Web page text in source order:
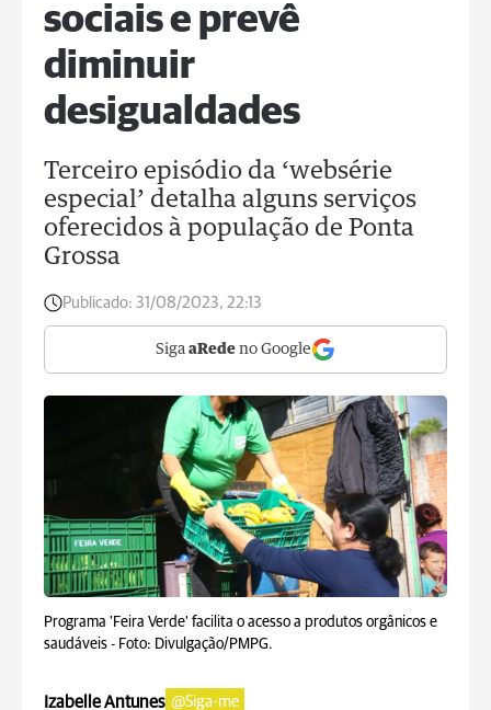
sociais e prevê
diminuir
desigualdades
Terceiro episódio da ‘websérie
especial’ detalha alguns serviços
oferecidos à população de Ponta
Grossa
Publicado: 31/08/2023, 22:13
Siga aRede no Google
Programa 'Feira Verde' facilita o acesso a produtos orgânicos e
saudáveis - Foto: Divulgação/PMPG.
Izabelle Antunes @Siga-me